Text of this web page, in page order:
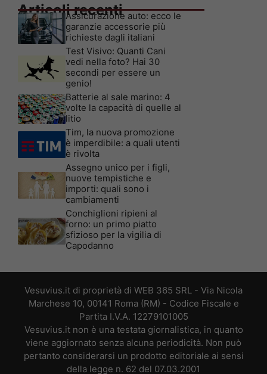
Articoli recenti
Assicurazione auto: ecco le
garanzie accessorie più
richieste dagli italiani
Test Visivo: Quanti Cani
vedi nella foto? Hai 30
secondi per essere un
genio!
Batterie al sale marino: 4
volte la capacità di quelle al
litio
Tim, la nuova promozione
è imperdibile: a quali utenti
è rivolta
Assegno unico per i figli,
nuove tempistiche e
importi: quali sono i
cambiamenti
Conchiglioni ripieni al
forno: un primo piatto
sfizioso per la vigilia di
Capodanno
Vesuvius.it di proprietà di WEB 365 SRL - Via Nicola
Marchese 10, 00141 Roma (RM) - Codice Fiscale e
Partita I.V.A. 12279101005
Vesuvius.it non è una testata giornalistica, in quanto
viene aggiornato senza alcuna periodicità. Non può
pertanto considerarsi un prodotto editoriale ai sensi
della legge n. 62 del 07.03.2001